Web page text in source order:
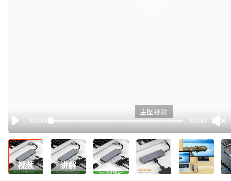
Play
00:00 00:00
主图视频
视频 讲解